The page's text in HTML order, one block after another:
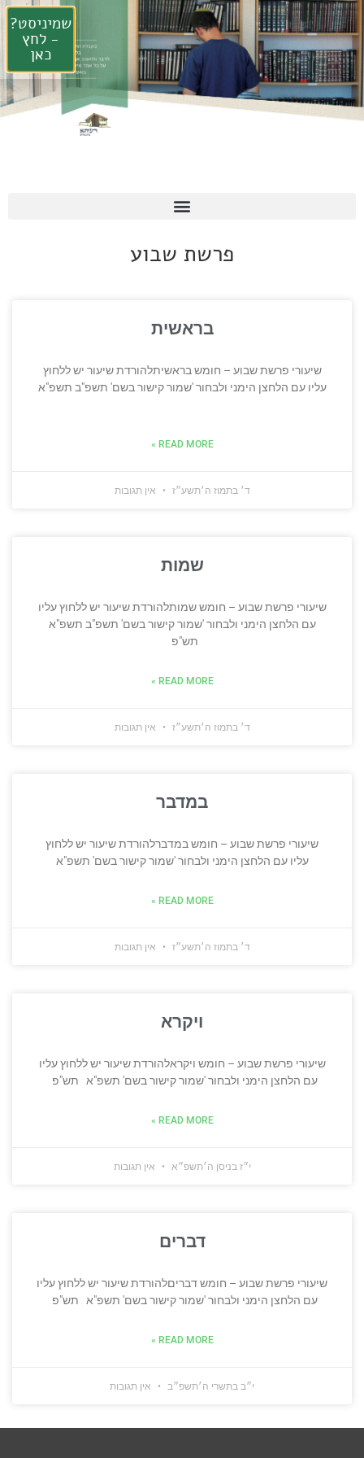
פרשת שבוע
בראשית
שיעורי פרשת שבוע – חומש בראשיתלהורדת שיעור יש ללחוץ
עליו עם הלחצן הימני ולבחור 'שמור קישור בשם' תשפ"ב תשפ"א
READ MORE »
ד׳ בתמוז ה׳תשע״ז אין תגובות
שמות
שיעורי פרשת שבוע – חומש שמותלהורדת שיעור יש ללחוץ עליו
עם הלחצן הימני ולבחור 'שמור קישור בשם' תשפ"ב תשפ"א
תש"פ
READ MORE »
ד׳ בתמוז ה׳תשע״ז אין תגובות
במדבר
שיעורי פרשת שבוע – חומש במדברלהורדת שיעור יש ללחוץ
עליו עם הלחצן הימני ולבחור 'שמור קישור בשם' תשפ"א
READ MORE »
ד׳ בתמוז ה׳תשע״ז אין תגובות
ויקרא
שיעורי פרשת שבוע – חומש ויקראלהורדת שיעור יש ללחוץ עליו
עם הלחצן הימני ולבחור 'שמור קישור בשם' תשפ"א תש"פ
READ MORE »
י״ז בניסן ה׳תשפ״א אין תגובות
דברים
שיעורי פרשת שבוע – חומש דבריםלהורדת שיעור יש ללחוץ עליו
עם הלחצן הימני ולבחור 'שמור קישור בשם' תשפ"א תש"פ
READ MORE »
י״ב בתשרי ה׳תשפ״ב אין תגובות
שמיניסט?
- לחץ
כאן